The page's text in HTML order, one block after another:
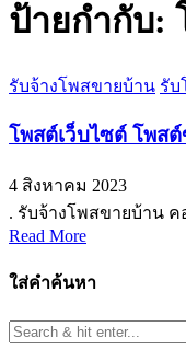
ป้ายกำกับ:
รับจ้างโพสขายบ้าน รับ
โพสต์เว็บไซต์ โพส
4 สิงหาคม 2023
. รับจ้างโพสขายบ้าน ค
Read More
ใส่คำค้นหา